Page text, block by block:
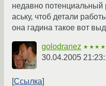
недавно потенциальный
аську, чтоб детали
она гадина такое вот
golodranez ★★★★
30.04.2005
Ссылка